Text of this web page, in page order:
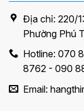
Địa chỉ: 220/
Phường Phú
Hotline: 070
8762 - 090
Email: